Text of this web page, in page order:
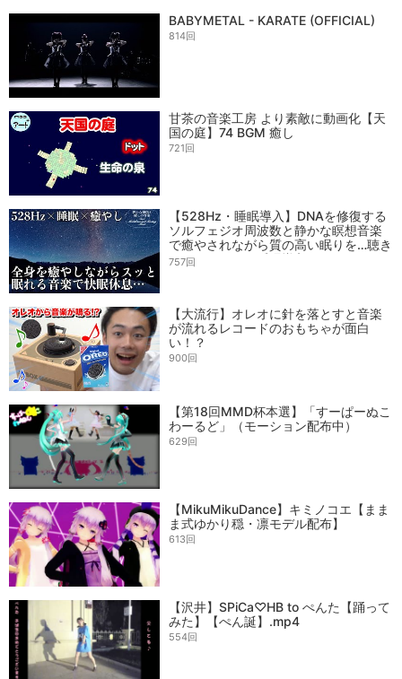
BABYMETAL - KARATE (OFFICIAL)
814回
甘茶の音楽工房 より素敵に動画化【天
国の庭】74 BGM 癒し
721回
【528Hz・睡眠導入】DNAを修復する
ソルフェジオ周波数と静かな瞑想音楽
で癒やされながら質の高い眠りを…聴き
ながらスーッと睡眠導入、ストレス緩
757回
【大流行】オレオに針を落とすと音楽
が流れるレコードのおもちゃが面白
い！？
900回
【第18回MMD杯本選】「すーぱーぬこ
わーるど」（モーション配布中）
629回
【MikuMikuDance】キミノコエ【まま
ま式ゆかり穏・凛モデル配布】
613回
【沢井】SPiCa♡HB to ぺんた【踊って
みた】【ぺん誕】.mp4
554回